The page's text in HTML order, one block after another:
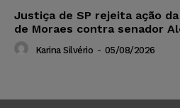
Justiça de SP rejeita ação
de Moraes contra senador
Karina Silvério - 05/08/2026